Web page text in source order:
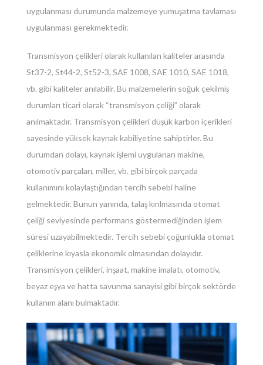
uygulanması durumunda malzemeye yumuşatma tavlaması
uygulanması gerekmektedir.
Transmisyon çelikleri olarak kullanılan kaliteler arasında
St37-2, St44-2, St52-3, SAE 1008, SAE 1010, SAE 1018,
vb. gibi kaliteler anılabilir. Bu malzemelerin soğuk çekilmiş
durumları ticari olarak “transmisyon çeliği” olarak
anılmaktadır. Transmisyon çelikleri düşük karbon içerikleri
sayesinde yüksek kaynak kabiliyetine sahiptirler. Bu
durumdan dolayı, kaynak işlemi uygulanan makine,
otomotiv parçaları, miller, vb. gibi birçok parçada
kullanımını kolaylaştığından tercih sebebi haline
gelmektedir. Bunun yanında, talaş kırılmasında otomat
çeliği seviyesinde performans göstermediğinden işlem
süresi uzayabilmektedir. Tercih sebebi çoğunlukla otomat
çeliklerine kıyasla ekonomik olmasından dolayıdır.
Transmisyon çelikleri, inşaat, makine imalatı, otomotiv,
beyaz eşya ve hatta savunma sanayisi gibi birçok sektörde
kullanım alanı bulmaktadır.